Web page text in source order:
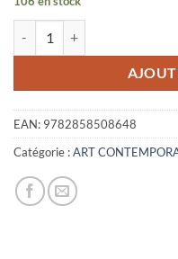
27,50€.
EAN: 9782858508648
Catégorie :ART